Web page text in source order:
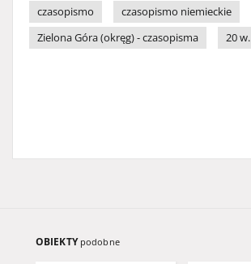
czasopismo
czasopismo niemieckie
Zielona Góra (okręg) - czasopisma
20 w.
OBIEKTY podobne